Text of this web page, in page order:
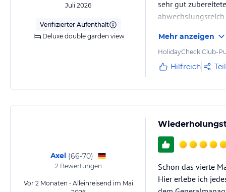
All-Day-Dining. Stilvolle Bars bieten entspannte Bereiche für
Das absolute Highlight ist das Thalatta Fine Dining, das
frischen, saisonalen und regionalen Zutaten interpretiert. Die
Thalatta zu einem unvergesslichen kulinarischen Höhepunkt des
Lindos Grand Resort & Spa. Klimatisierten Fitnessstudio im Spa-
Umgebung unserer exquisiten Räumlichkeiten. Darüber hinaus
Grand Resort & Spa an aufregenden Wassersportarten teilnehmen,
anderen attraktiven Aktivitäten im Zusammenhang mit dem Meer.
Sonstige Einrichtungen und Services
Die Räumlichkeiten des Resorts wurden in Harmonie mit der
Juli 2026
Verifizierter Aufenthalt
Deluxe double garden view
sehr gut
Mehr anzeigen
HolidayCheck Club-
Hilfreich
Axel (66-70)
2Bewertungen
Vor 2 Monaten • Alleinreisend im Mai
Schon das vierte
Hier erlebe ich